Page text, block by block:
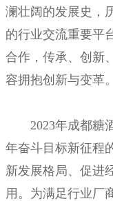
澜壮阔的发展史，
的行业交流重要平
合作，传承、创新
容拥抱创新与变革。
2023年成都糖
年奋斗目标新征程
新发展格局、促进
用。为满足行业厂